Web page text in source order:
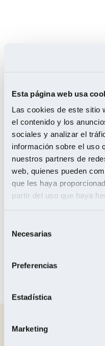
Esta página web usa
Las cookies de este sitio
el contenido y los
sociales y analizar el
información sobre el uso
nuestros partners de
web, quienes pueden
que les haya
partir del uso que haya
Necesarias
Preferencias
Estadística
Marketing
12 de agosto de
de